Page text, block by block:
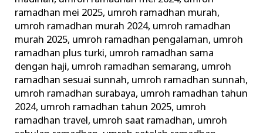
ramadhan mei 2025, umroh ramadhan murah,
umroh ramadhan murah 2024, umroh ramadhan
murah 2025, umroh ramadhan pengalaman, umroh
ramadhan plus turki, umroh ramadhan sama
dengan haji, umroh ramadhan semarang, umroh
ramadhan sesuai sunnah, umroh ramadhan sunnah,
umroh ramadhan surabaya, umroh ramadhan tahun
2024, umroh ramadhan tahun 2025, umroh
ramadhan travel, umroh saat ramadhan, umroh